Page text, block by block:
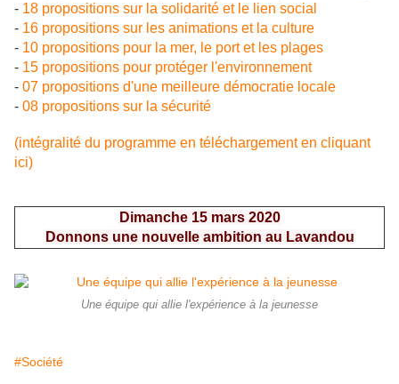
- 18 propositions sur la solidarité et le lien social
- 16 propositions sur les animations et la culture
- 10 propositions pour la mer, le port et les plages
- 15 propositions pour protéger l'environnement
- 07 propositions d'une meilleure démocratie locale
- 08 propositions sur la sécurité
(intégralité du programme en téléchargement en cliquant
ici)
Dimanche 15 mars 2020
Donnons une nouvelle ambition au Lavandou
Une équipe qui allie l'expérience à la jeunesse
#Société